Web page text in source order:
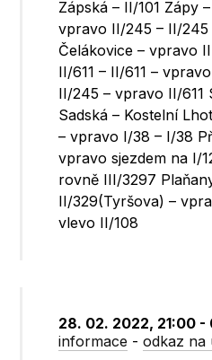
Zápská – II/101 Zápy
vpravo II/245 – II/245
Čelákovice – vpravo
II/611 – II/611 –
II/245 – vpravo II/611
Sadská – Kostelní
– vpravo I/38 – I/38
vpravo sjezdem na I/
rovně III/3297
II/329(Tyršova) –
vlevo II/108
28. 02. 2022, 21:00 -
informace -odkaz na